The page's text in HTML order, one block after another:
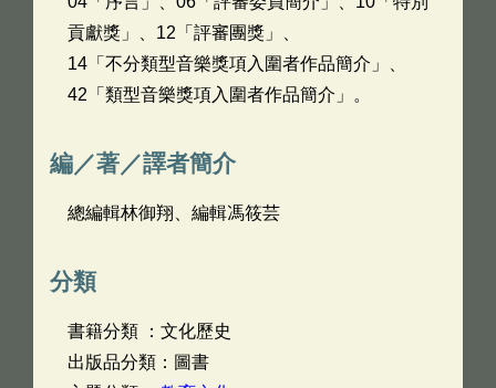
貢獻獎」、12「評審團獎」、
14「不分類型音樂獎項入圍者作品簡介」、
42「類型音樂獎項入圍者作品簡介」。
編／著／譯者簡介
總編輯林御翔、編輯馮筱芸
分類
書籍分類 ：文化歷史
出版品分類：圖書